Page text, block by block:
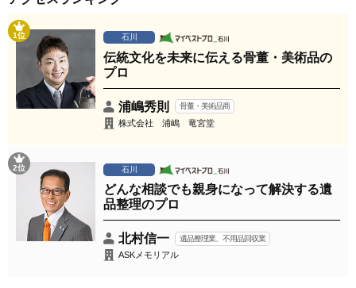
1位 石川
伝統文化を未来に伝える骨董・美術品の
プロ
浦嶋秀則 骨董・美術品商
株式会社 浦嶋 竜宮堂
2位 石川
どんな相談でも親身になって解決する遺
品整理のプロ
北村信一 遺品整理業、不用品回収業
ASKメモリアル